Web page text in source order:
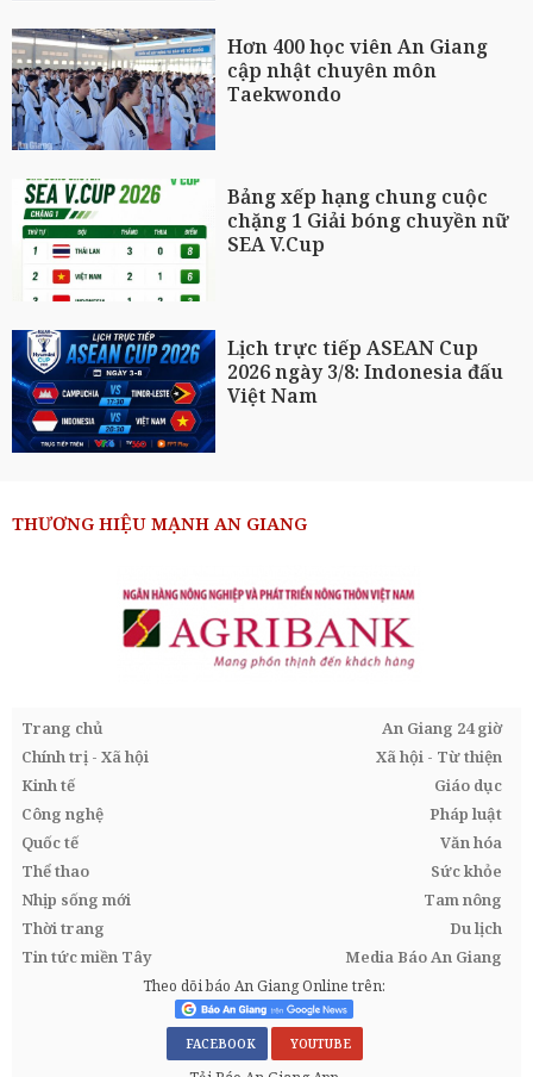
Hơn 400 học viên An Giang
cập nhật chuyên môn
Taekwondo
Bảng xếp hạng chung cuộc
chặng 1 Giải bóng chuyền nữ
SEA V.Cup
Lịch trực tiếp ASEAN Cup
2026 ngày 3/8: Indonesia đấu
Việt Nam
THƯƠNG HIỆU MẠNH AN GIANG
Trang chủ
An Giang 24 giờ
Chính trị - Xã hội
Xã hội - Từ thiện
Kinh tế
Giáo dục
Công nghệ
Pháp luật
Quốc tế
Văn hóa
Thể thao
Sức khỏe
Nhịp sống mới
Tam nông
Thời trang
Du lịch
Tin tức miền Tây
Media Báo An Giang
Theo dõi báo An Giang Online trên:
FACEBOOK YOUTUBE